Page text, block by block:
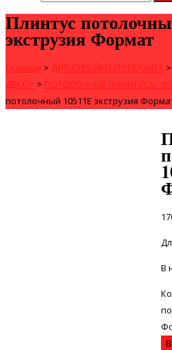
Плинтус
экструзия Формат
Главная > ДЛЯ СТРОЙКИ И РЕМОНТА >
ДЕКОР > ПОТОЛОЧНЫЕ ПЛИНТУСЫ,
потолочный 10511E экструзия
В